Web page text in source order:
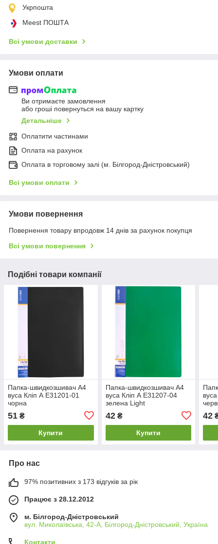
Укрпошта
Meest ПОШТА
Всі умови доставки
Умови оплати
Ви отримаєте замовлення
або гроші повернуться на вашу картку
Детальніше
Оплатити частинами
Оплата на рахунок
Оплата в торговому залі (м. Білгород-Дністровський)
Всі умови оплати
Умови повернення
Повернення товару впродовж 14 днів за рахунок покупця
Всі умови повернення
Подібні товари компанії
Папка-швидкозшивач А4
вуса Кліп А Е31201-01
чорна
51 ₴
Купити
Папка-швидкозшивач А4
вуса Кліп А Е31207-04
зелена Light
42₴
Купити
42
Про нас
97% позитивних з 173 відгуків за рік
Працює з 28.12.2012
м. Білгород-Дністровський
вул. Миколаївська, 42-А, Білгород-Дністровський, Україна
Контакти